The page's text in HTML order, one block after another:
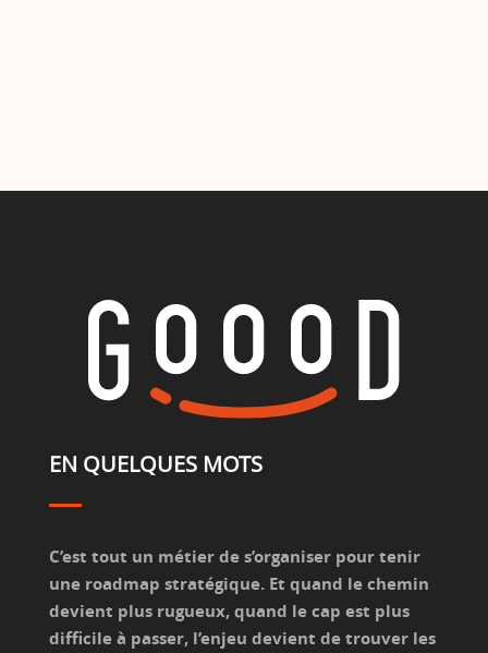
EN QUELQUES MOTS
C’est tout un métier de s’organiser pour tenir
une roadmap stratégique. Et quand le chemin
devient plus rugueux, quand le cap est plus
difficile à passer, l’enjeu devient de trouver les